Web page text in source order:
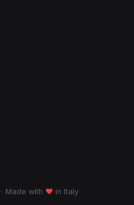
· Made with ♥ in Italy